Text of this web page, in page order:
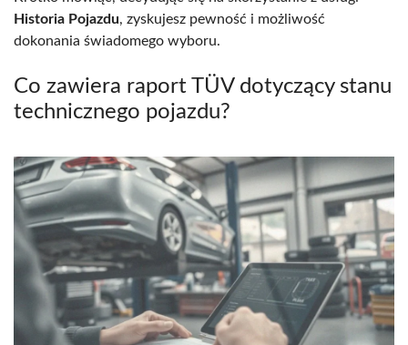
Historia Pojazdu, zyskujesz pewność i możliwość
dokonania świadomego wyboru.
Co zawiera raport TÜV dotyczący stanu
technicznego pojazdu?